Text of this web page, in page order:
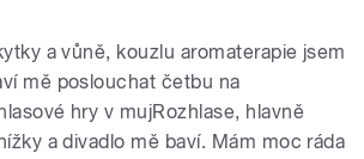
a vůně, kouzlu aromaterapie jsem
mě poslouchat četbu na
hry v mujRozhlase, hlavně
a divadlo mě baví. Mám moc ráda